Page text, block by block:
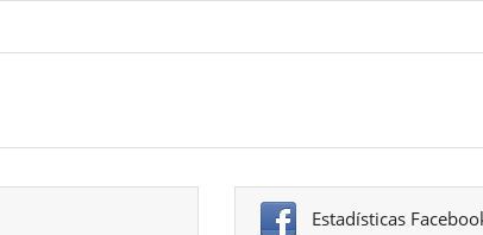
Estadísticas